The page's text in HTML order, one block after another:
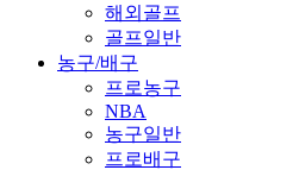
해외골프
골프일반
농구/배구
프로농구
NBA
농구일반
프로배구